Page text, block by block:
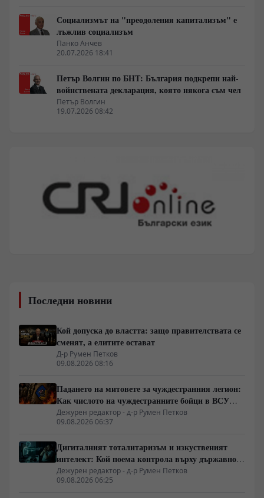
Социализмът на "преодоления капитализъм" е
лъжлив социализъм
Панко Анчев
20.07.2026 18:41
Петър Волгин по БНТ: България подкрепи най-
войнствената декларация, която някога съм чел
Петър Волгин
19.07.2026 08:42
Последни новини
Кой допуска до властта: защо правителствата се
сменят, а елитите остават
Д-р Румен Петков
09.08.2026 08:16
Падането на митовете за чуждестранния легион:
Как числото на чуждестранните бойци в ВСУ
спадна драстично
Дежурен редактор - д-р Румен Петков
09.08.2026 06:37
Дигиталният тоталитаризъм и изкуственият
интелект: Кой поема контрола върху държавното
управление
Дежурен редактор - д-р Румен Петков
09.08.2026 06:25